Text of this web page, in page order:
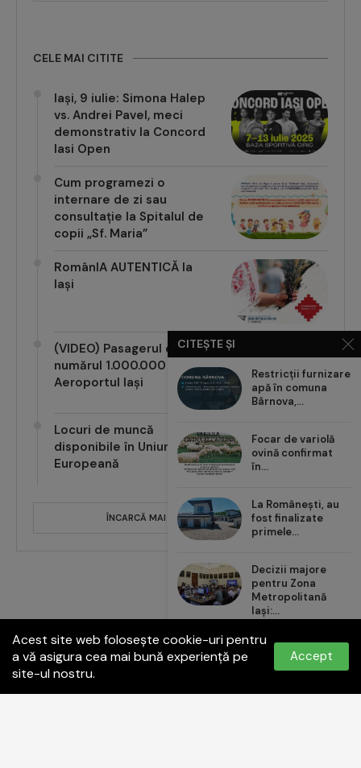
CELE MAI CITITE
Iași, 9 iulie: Simona Halep
vs. Andrei Pavel, meci
demonstrativ la Concord
Iasi Open
Cum programezi o
internare de zi sau
consultație la Spitalul de
copii „Sf. Maria”
RomânIA AUTENTICĂ la
Iași
(VIDEO) Pasagerul cu
numărul 1.000.000 pe
Aeroportul Iași
Locuri de muncă
disponibile în Uniunea
Europeană
ÎNCARCĂ MAI MULTE POSTĂRI
Acest site web folosește cookie-uri pentru
a vă asigura cea mai bună experiență pe
site-ul nostru.
Accept
CITEȘTE ȘI
Restricții furnizare
apă în comuna
Bârnova,...
Focar de variolă
ovină confirmat
în...
La Românești, au
fost finalizate
primele...
Decizii majore
pentru Zona
Metropolitană
Iași:...
Carrefour România
aduce noul val de...